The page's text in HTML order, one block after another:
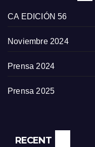
CA EDICIÓN 56
Noviembre 2024
Prensa 2024
Prensa 2025
RECENT